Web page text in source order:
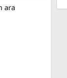
ara